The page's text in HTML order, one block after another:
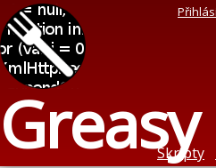
Skripty